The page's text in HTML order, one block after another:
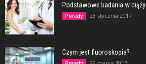
Podstawowe badania w ciąży
Porady 23 stycznia 2017
Czym jest fluoroskopia?